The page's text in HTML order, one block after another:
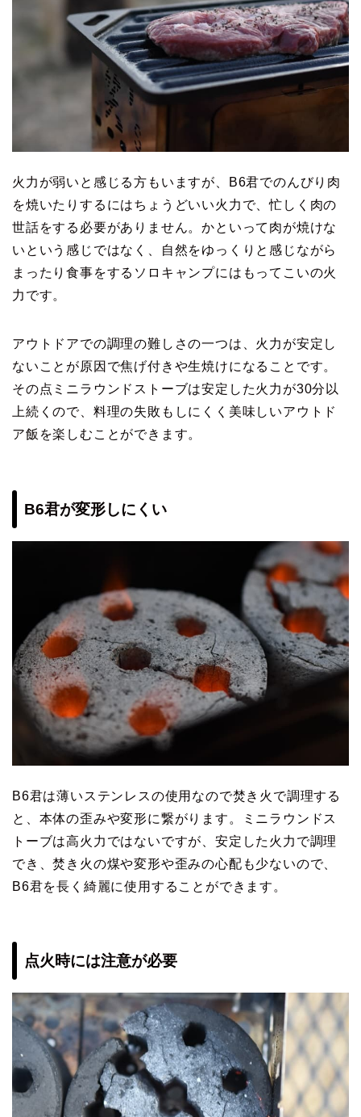
火力が弱いと感じる方もいますが、B6君でのんびり肉
を焼いたりするにはちょうどいい火力で、忙しく肉の
世話をする必要がありません。かといって肉が焼けな
いという感じではなく、自然をゆっくりと感じながら
まったり食事をするソロキャンプにはもってこいの火
力です。
アウトドアでの調理の難しさの一つは、火力が安定し
ないことが原因で焦げ付きや生焼けになることです。
その点ミニラウンドストーブは安定した火力が30分以
上続くので、料理の失敗もしにくく美味しいアウトド
ア飯を楽しむことができます。
B6君が変形しにくい
B6君は薄いステンレスの使用なので焚き火で調理する
と、本体の歪みや変形に繋がります。ミニラウンドス
トーブは高火力ではないですが、安定した火力で調理
でき、焚き火の煤や変形や歪みの心配も少ないので、
B6君を長く綺麗に使用することができます。
点火時には注意が必要